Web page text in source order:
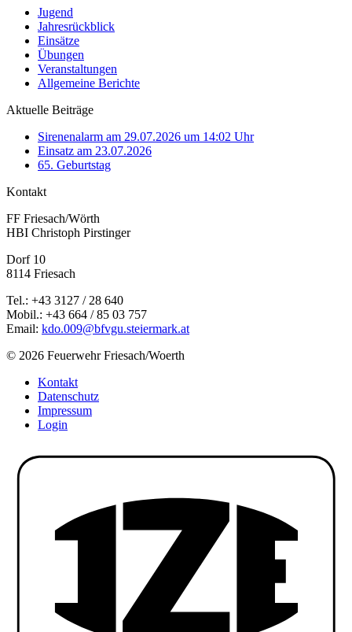
Jugend
Jahresrückblick
Einsätze
Übungen
Veranstaltungen
Allgemeine Berichte
Aktuelle Beiträge
Sirenenalarm am 29.07.2026 um 14:02 Uhr
Einsatz am 23.07.2026
65. Geburtstag
Kontakt
FF Friesach/Wörth
HBI Christoph Pirstinger
Dorf 10
8114 Friesach
Tel.: +43 3127 / 28 640
Mobil.: +43 664 / 85 03 757
Email: kdo.009@bfvgu.steiermark.at
© 2026 Feuerwehr Friesach/Woerth
Kontakt
Datenschutz
Impressum
Login